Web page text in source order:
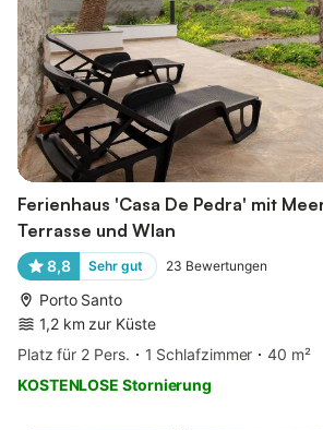
Ferienhaus 'Casa De Pedra' mit
Terrasse und Wlan
8,8 Sehr gut 23 Bewertungen
Porto Santo
1,2 km zur Küste
Platz für 2 Pers.
1 Schlafzimmer
40 m²
KOSTENLOSE Stornierung